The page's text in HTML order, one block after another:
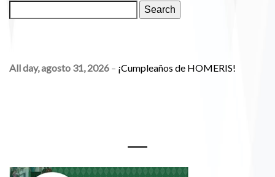
EVENTOS
Search
All day,agosto 31, 2026 – ¡Cumpleaños de HOMERIS!